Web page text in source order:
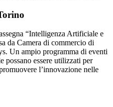
“Intelligenza Artificiale e
da Camera di commercio di
Un ampio programma di eventi
possano essere utilizzati per
l’innovazione nelle